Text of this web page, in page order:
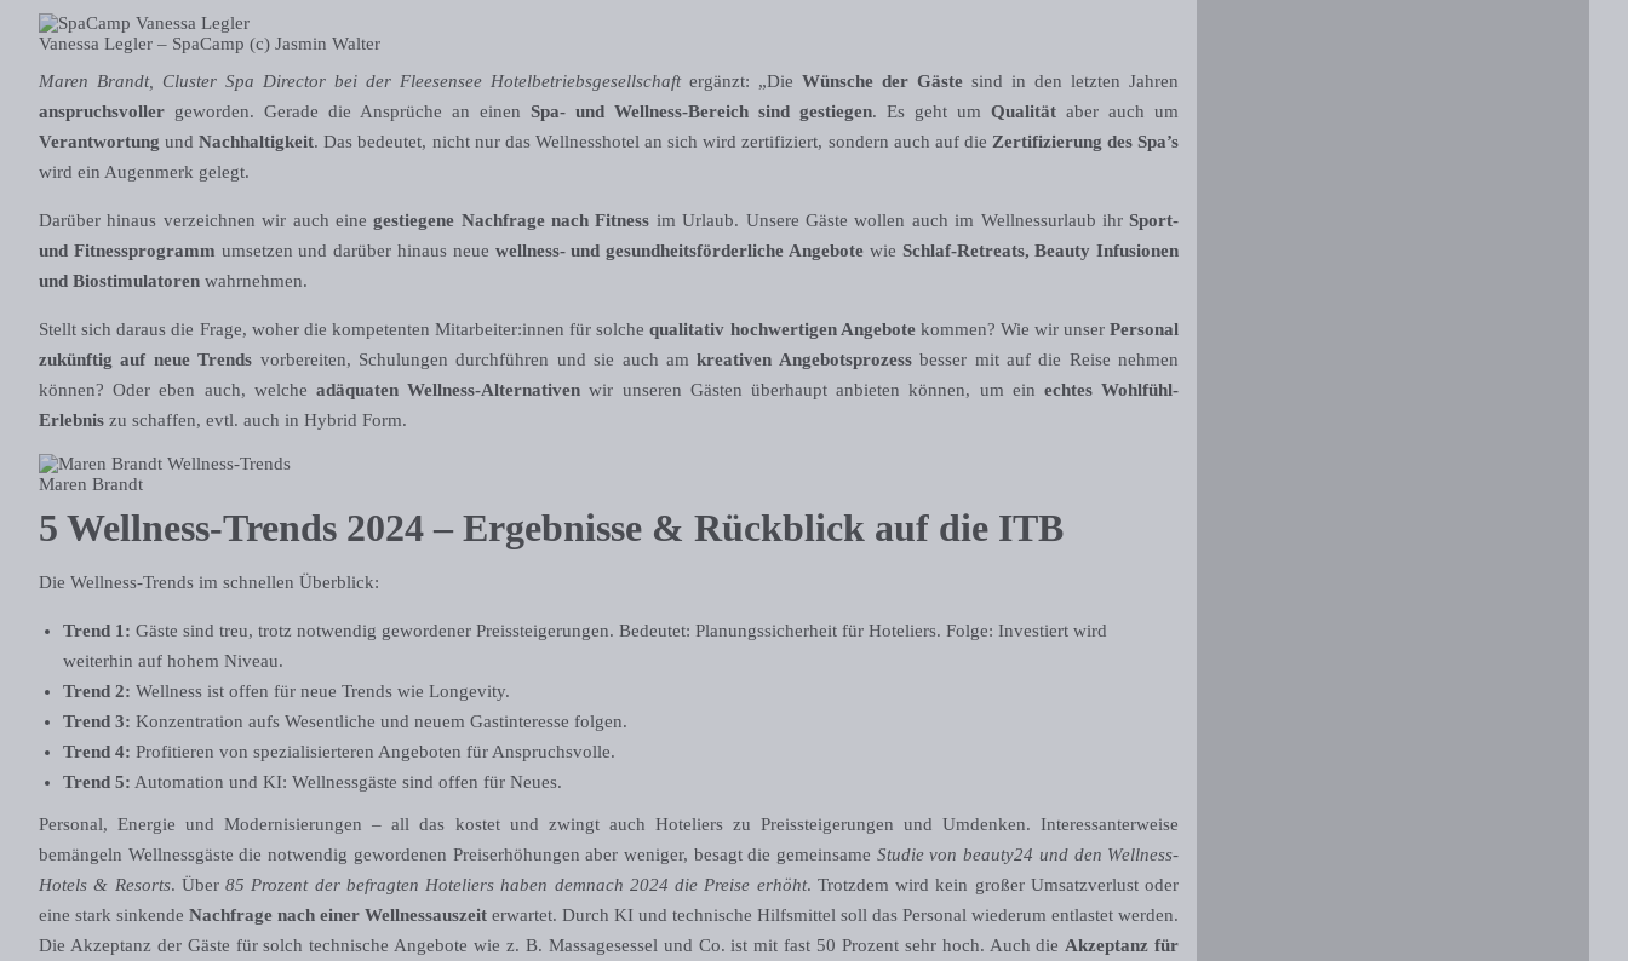
Vanessa Legler – SpaCamp (c) Jasmin Walter
Maren Brandt, Cluster Spa Director bei der Fleesensee Hotelbetriebsgesellschaftergänzt: „DieWünsche der Gäste sind in den letzten Jahren
anspruchsvoller geworden. Gerade die Ansprüche an einenSpa- und Wellness-Bereich sind gestiegen. Es geht umQualitätaber auch um
VerantwortungundNachhaltigkeit. Das bedeutet, nicht nur das Wellnesshotel an sich wird zertifiziert, sondern auch auf die Zertifizierung des Spa’s
wird ein Augenmerk gelegt.
Darüber hinaus verzeichnen wir auch einegestiegene Nachfrage nach Fitness im Urlaub. Unsere Gäste wollen auch im Wellnessurlaub ihrSport-
und Fitnessprogramm umsetzen und darüber hinaus neue wellness- und gesundheitsförderliche Angebote wie Schlaf-Retreats, Beauty Infusionen
und Biostimulatoren wahrnehmen.
Stellt sich daraus die Frage, woher die kompetenten Mitarbeiter:innen für solchequalitativ hochwertigen Angebotekommen? Wie wir unserPersonal
zukünftig auf neue Trends vorbereiten, Schulungen durchführen und sie auch amkreativen Angebotsprozessbesser mit auf die Reise nehmen
können? Oder eben auch, welcheadäquaten Wellness-Alternativen wir unseren Gästen überhaupt anbieten können, um einechtes Wohlfühl-
Erlebnis zu schaffen, evtl. auch in Hybrid Form.
Maren Brandt
5 Wellness-Trends 2024 – Ergebnisse & Rückblick auf die ITB
Die Wellness-Trends im schnellen Überblick:
Trend 1: Gäste sind treu, trotz notwendig gewordener Preissteigerungen. Bedeutet: Planungssicherheit für Hoteliers. Folge: Investiert wird
weiterhin auf hohem Niveau.
Trend 2: Wellness ist offen für neue Trends wie Longevity.
Trend 3: Konzentration aufs Wesentliche und neuem Gastinteresse folgen.
Trend 4: Profitieren von spezialisierteren Angeboten für Anspruchsvolle.
Trend 5: Automation und KI: Wellnessgäste sind offen für Neues.
Personal, Energie und Modernisierungen – all das kostet und zwingt auch Hoteliers zu Preissteigerungen und Umdenken. Interessanterweise
bemängeln Wellnessgäste die notwendig gewordenen Preiserhöhungen aber weniger, besagt die gemeinsame Studie von beauty24 und den Wellness-
Hotels & Resorts. Über85 Prozent der befragten Hoteliers haben demnach 2024 die Preise erhöht. Trotzdem wird kein großer Umsatzverlust oder
eine stark sinkendeNachfrage nach einer Wellnessauszeit erwartet. Durch KI und technische Hilfsmittel soll das Personal wiederum entlastet werden.
Die Akzeptanz der Gäste für solch technische Angebote wie z. B. Massagesessel und Co. ist mit fast 50 Prozent sehr hoch. Auch die Akzeptanz für